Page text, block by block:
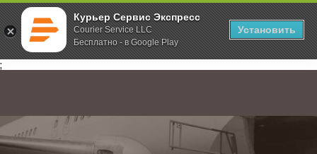
Курьер Сервис Экспресс
Courier Service LLC
Бесплатно - в Google Play
Установить
;
Главная О компании Новости Увеличение сроков по